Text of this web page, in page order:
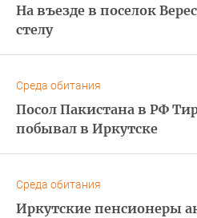
На въезде в поселок
стелу
Среда обитания
Посол Пакистана в РФ
побывал в Иркутске
Среда обитания
Иркутские пенсионеры